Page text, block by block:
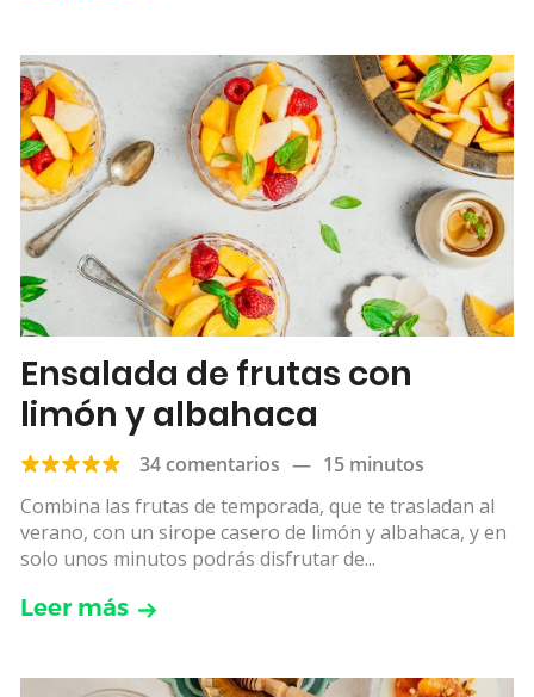
Ensalada de frutas con
limón y albahaca
34 comentarios — 15 minutos
Combina las frutas de temporada, que te trasladan al
verano, con un sirope casero de limón y albahaca, y en
solo unos minutos podrás disfrutar de...
Leer más